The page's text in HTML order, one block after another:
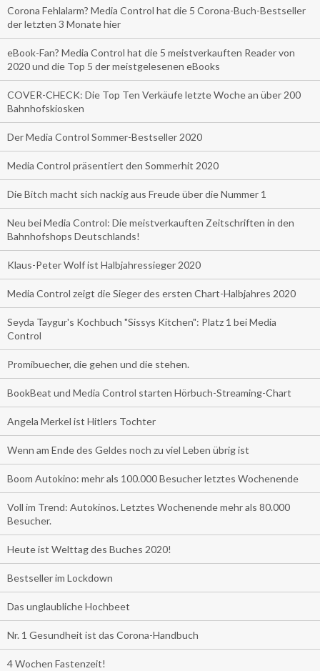
Corona Fehlalarm? Media Control hat die 5 Corona-Buch-Bestseller
der letzten 3 Monate hier
eBook-Fan? Media Control hat die 5 meistverkauften Reader von
2020 und die Top 5 der meistgelesenen eBooks
COVER-CHECK: Die Top Ten Verkäufe letzte Woche an über 200
Bahnhofskiosken
Der Media Control Sommer-Bestseller 2020
Media Control präsentiert den Sommerhit 2020
Die Bitch macht sich nackig aus Freude über die Nummer 1
Neu bei Media Control: Die meistverkauften Zeitschriften in den
Bahnhofshops Deutschlands!
Klaus-Peter Wolf ist Halbjahressieger 2020
Media Control zeigt die Sieger des ersten Chart-Halbjahres 2020
Seyda Taygur's Kochbuch "Sissys Kitchen": Platz 1 bei Media
Control
Promibuecher, die gehen und die stehen.
BookBeat und Media Control starten Hörbuch-Streaming-Chart
Angela Merkel ist Hitlers Tochter
Wenn am Ende des Geldes noch zu viel Leben übrig ist
Boom Autokino: mehr als 100.000 Besucher letztes Wochenende
Voll im Trend: Autokinos. Letztes Wochenende mehr als 80.000
Besucher.
Heute ist Welttag des Buches 2020!
Bestseller im Lockdown
Das unglaubliche Hochbeet
Nr. 1 Gesundheit ist das Corona-Handbuch
4 Wochen Fastenzeit!